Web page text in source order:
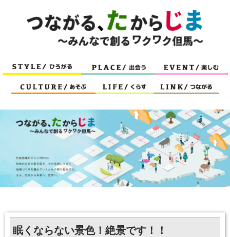
眠くならない景色！絶景です！！